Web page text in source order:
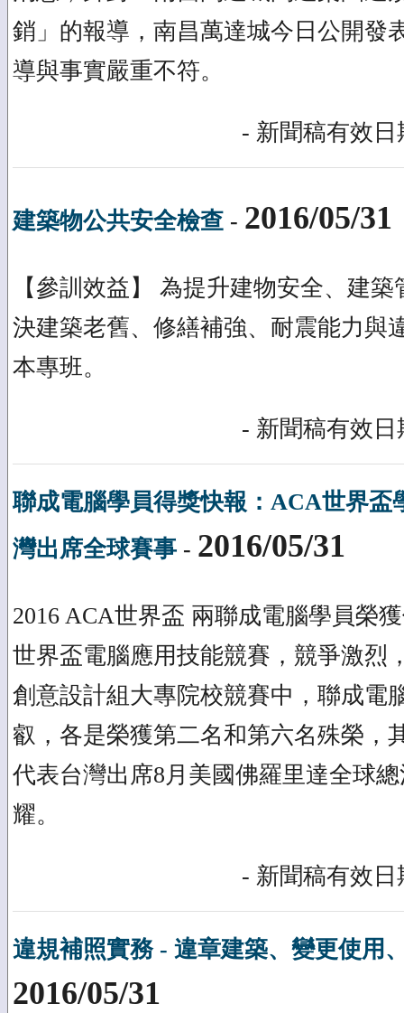
銷」的報導，南昌萬達城今日公開發
導與事實嚴重不符。
- 新聞稿有效日
建築物公共安全檢查 - 2016/05/31
【參訓效益】 為提升建物安全、建
決建築老舊、修繕補強、耐震能力與
本專班。
- 新聞稿有效日
聯成電腦學員得獎快報：ACA世界盃
灣出席全球賽事 - 2016/05/31
2016 ACA世界盃 兩聯成電腦學員榮
世界盃電腦應用技能競賽，競爭激烈
創意設計組大專院校競賽中，聯成電
叡，各是榮獲第二名和第六名殊榮，
代表台灣出席8月美國佛羅里達全球
耀。
- 新聞稿有效日
違規補照實務 - 違章建築、變更使用
2016/05/31